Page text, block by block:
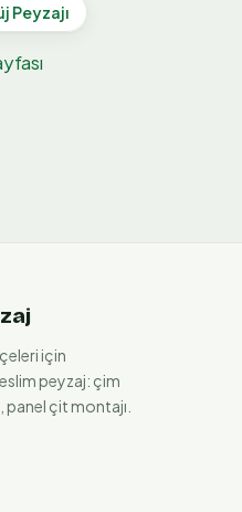
Peyzajı
için
peyzaj: çim
çit montajı.